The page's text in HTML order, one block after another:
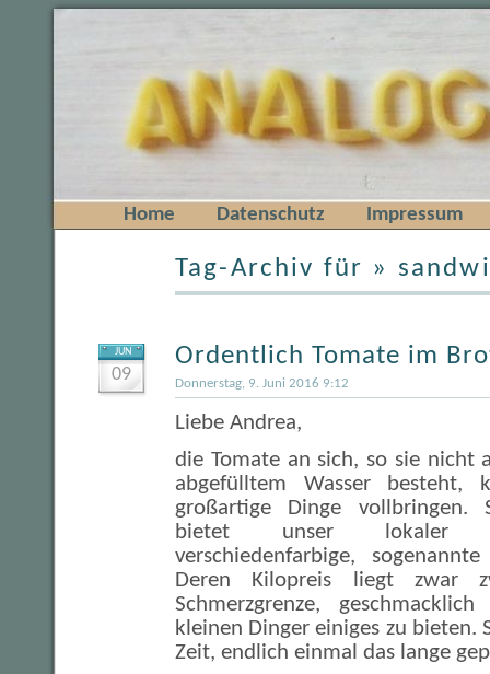
Home Datenschutz Impressum
Tag-Archiv für »
JUN
09
Ordentlich Tomate im
Donnerstag, 9. Juni 2016 9:12
Liebe Andrea,
die Tomate an sich, so sie nicht
abgefülltem Wasser besteht,
großartige Dinge vollbringen.
bietet unser lokaler
verschiedenfarbige,
Deren Kilopreis liegt zwar
Schmerzgrenze,
kleinen Dinger einiges zu bieten.
Zeit, endlich einmal das lange